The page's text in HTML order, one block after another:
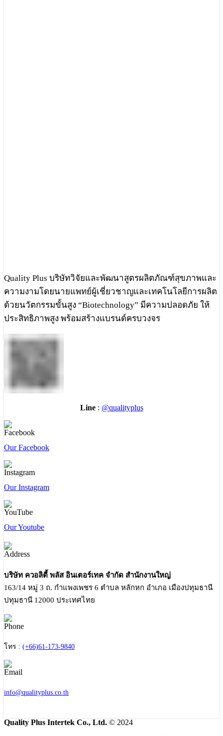
Quality Plus บริษัทวิจัยและพัฒนาสูตรผลิตภัณฑ์สุขภาพและ
ความงามโดยนายแพทย์ผู้เชี่ยวชาญและเทคโนโลยีการผลิต
ด้วยนวัตกรรมขั้นสูง “Biotechnology” มีความปลอดภัย ให้
ประสิทธิภาพสูง พร้อมสร้างแบรนด์ครบวงจร
Line: @qualityplus
Our Facebook
Our Instagram
Our Youtube
บริษัท ควอลิตี้ พลัส อินเตอร์เทค จำกัด สำนักงานใหญ่
163/14 หมู่ 3 ถ. กำแพงเพชร 6 ตำบล หลักหก อำเภอ เมืองปทุมธานี
ปทุมธานี 12000 ประเทศไทย
โทร : (+66)61-173-9840
info@qualityplus.co.th
Quality Plus Intertek Co., Ltd. © 2024